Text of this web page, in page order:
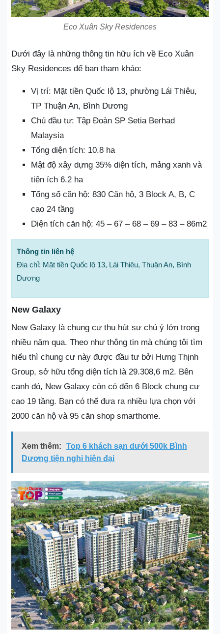
Eco Xuân Sky Residences
Dưới đây là những thông tin hữu ích về Eco Xuân
Sky Residences để bạn tham khảo:
Vị trí: Mặt tiền Quốc lộ 13, phường Lái Thiêu,
TP Thuận An, Bình Dương
Chủ đầu tư: Tập Đoàn SP Setia Berhad
Malaysia
Tổng diện tích: 10.8 ha
Mật độ xây dựng 35% diện tích, mảng xanh và
tiện ích 6.2 ha
Tổng số căn hộ: 830 Căn hộ, 3 Block A, B, C
cao 24 tầng
Diện tích căn hộ: 45 – 67 – 68 – 69 – 83 – 86m2
Thông tin liên hệ
Địa chỉ: Mặt tiền Quốc lộ 13, Lái Thiêu, Thuận An, Bình
Dương
New Galaxy
New Galaxy là chung cư thu hút sự chú ý lớn trong
nhiều năm qua. Theo như thông tin mà chúng tôi tìm
hiểu thì chung cư này được đầu tư bởi Hưng Thịnh
Group, sở hữu tổng diện tích là 29.308,6 m2. Bên
cạnh đó, New Galaxy còn có đến 6 Block chung cư
cao 19 tầng. Bạn có thể đưa ra nhiều lựa chọn với
2000 căn hộ và 95 căn shop smarthome.
Xem thêm:
Top 6 khách sạn dưới 500k Bình
Dương tiện nghi hiện đại